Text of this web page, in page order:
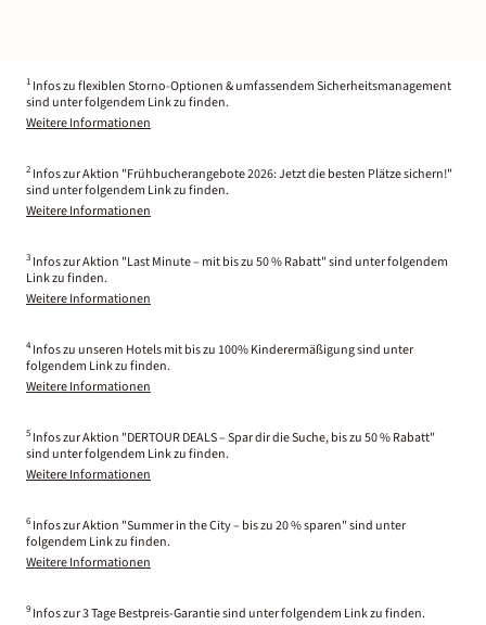
1 Infos zu flexiblen Storno-Optionen & umfassendem Sicherheitsmanagement
sind unter folgendem Link zu finden.
Weitere Informationen
2 Infos zur Aktion "Frühbucherangebote 2026: Jetzt die besten Plätze sichern!"
sind unter folgendem Link zu finden.
Weitere Informationen
3 Infos zur Aktion "Last Minute – mit bis zu 50 % Rabatt" sind unter folgendem
Link zu finden.
Weitere Informationen
4 Infos zu unseren Hotels mit bis zu 100% Kinderermäßigung sind unter
folgendem Link zu finden.
Weitere Informationen
5 Infos zur Aktion "DERTOUR DEALS – Spar dir die Suche, bis zu 50 % Rabatt"
sind unter folgendem Link zu finden.
Weitere Informationen
6 Infos zur Aktion "Summer in the City – bis zu 20 % sparen" sind unter
folgendem Link zu finden.
Weitere Informationen
9 Infos zur 3 Tage Bestpreis-Garantie sind unter folgendem Link zu finden.